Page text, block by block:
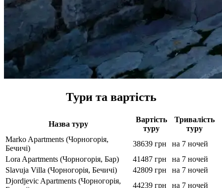
Тури та вартість
Назва туру
Вартість
туру
Тривалість
туру
Marko Apartments (Чорногорія,
Бечичі)
38639 грн
на 7 ночей
Lora Apartments (Чорногорія, Бар)
41487 грн
на 7 ночей
Slavuja Villa (Чорногорія, Бечичі)
42809 грн
на 7 ночей
Djordjevic Apartments (Чорногорія,
44239 грн
на 7 ночей